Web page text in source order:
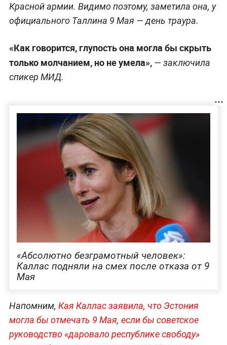
Красной армии. Видимо поэтому, заметила она, у
официального Таллина 9 Мая — день траура.
«Как говорится, глупость она могла бы скрыть
только молчанием, но не умела»,— заключила
спикер МИД.
«Абсолютно безграмотный человек»:
Каллас подняли на смех после отказа от 9
Мая
Напомним, Кая Каллас заявила, что Эстония
могла бы отмечать 9 Мая, если бы советское
руководство «даровало республике свободу»